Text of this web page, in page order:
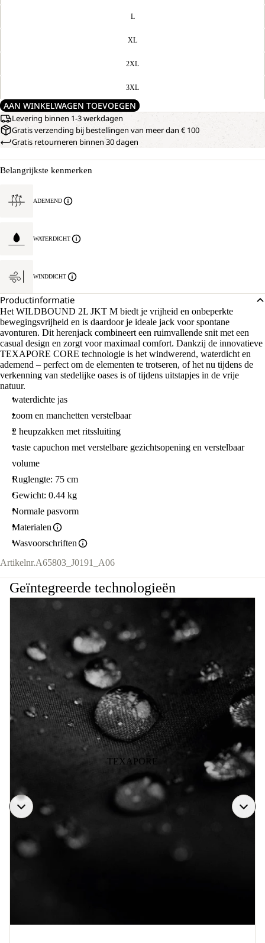
L
XL
2XL
3XL
AAN WINKELWAGEN TOEVOEGEN
Levering binnen 1-3 werkdagen
Gratis verzending bij bestellingen van meer dan € 100
Gratis retourneren binnen 30 dagen
Belangrijkste kenmerken
ADEMEND
WATERDICHT
WINDDICHT
Productinformatie
Het WILDBOUND 2L JKT M biedt je vrijheid en onbeperkte
bewegingsvrijheid en is daardoor je ideale jack voor spontane
avonturen. Dit herenjack combineert een ruimvallende snit met een
casual design en zorgt voor maximaal comfort. Dankzij de innovatieve
TEXAPORE CORE technologie is het windwerend, waterdicht en
ademend – perfect om de elementen te trotseren, of het nu tijdens de
verkenning van stedelijke oases is of tijdens uitstapjes in de vrije
natuur.
waterdichte jas
zoom en manchetten verstelbaar
2 heupzakken met ritssluiting
vaste capuchon met verstelbare gezichtsopening en verstelbaar
volume
Ruglengte: 75 cm
Gewicht: 0.44 kg
Normale pasvorm
Materialen
Wasvoorschriften
Artikelnr.A65803_J0191_A06
Geïntegreerde technologieën
TEXAPORE